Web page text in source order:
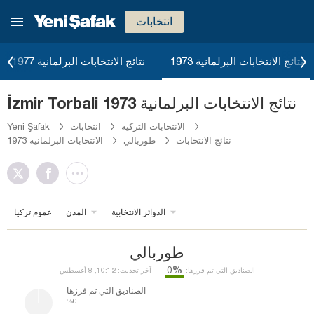
انتخابات
نتائج الانتخابات البرلمانية 1977 نتائج الانتخابات البرلمانية 1973
İzmir Torbali نتائج الانتخابات البرلمانية 1973
Yeni Şafak انتخابات
الانتخابات التركية
الانتخابات البرلمانية 1973
طوربالي نتائج الانتخابات
عموم تركيا المدن الدوائر الانتخابية
طوربالي
آخر تحديث: 10:12, 8 أغسطس الصناديق التي تم فرزها: %0
الصناديق التي تم فرزها
%0